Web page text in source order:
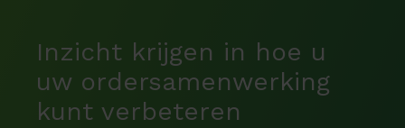
Inzicht krijgen in hoe u
uw ordersamenwerking
kunt verbeteren